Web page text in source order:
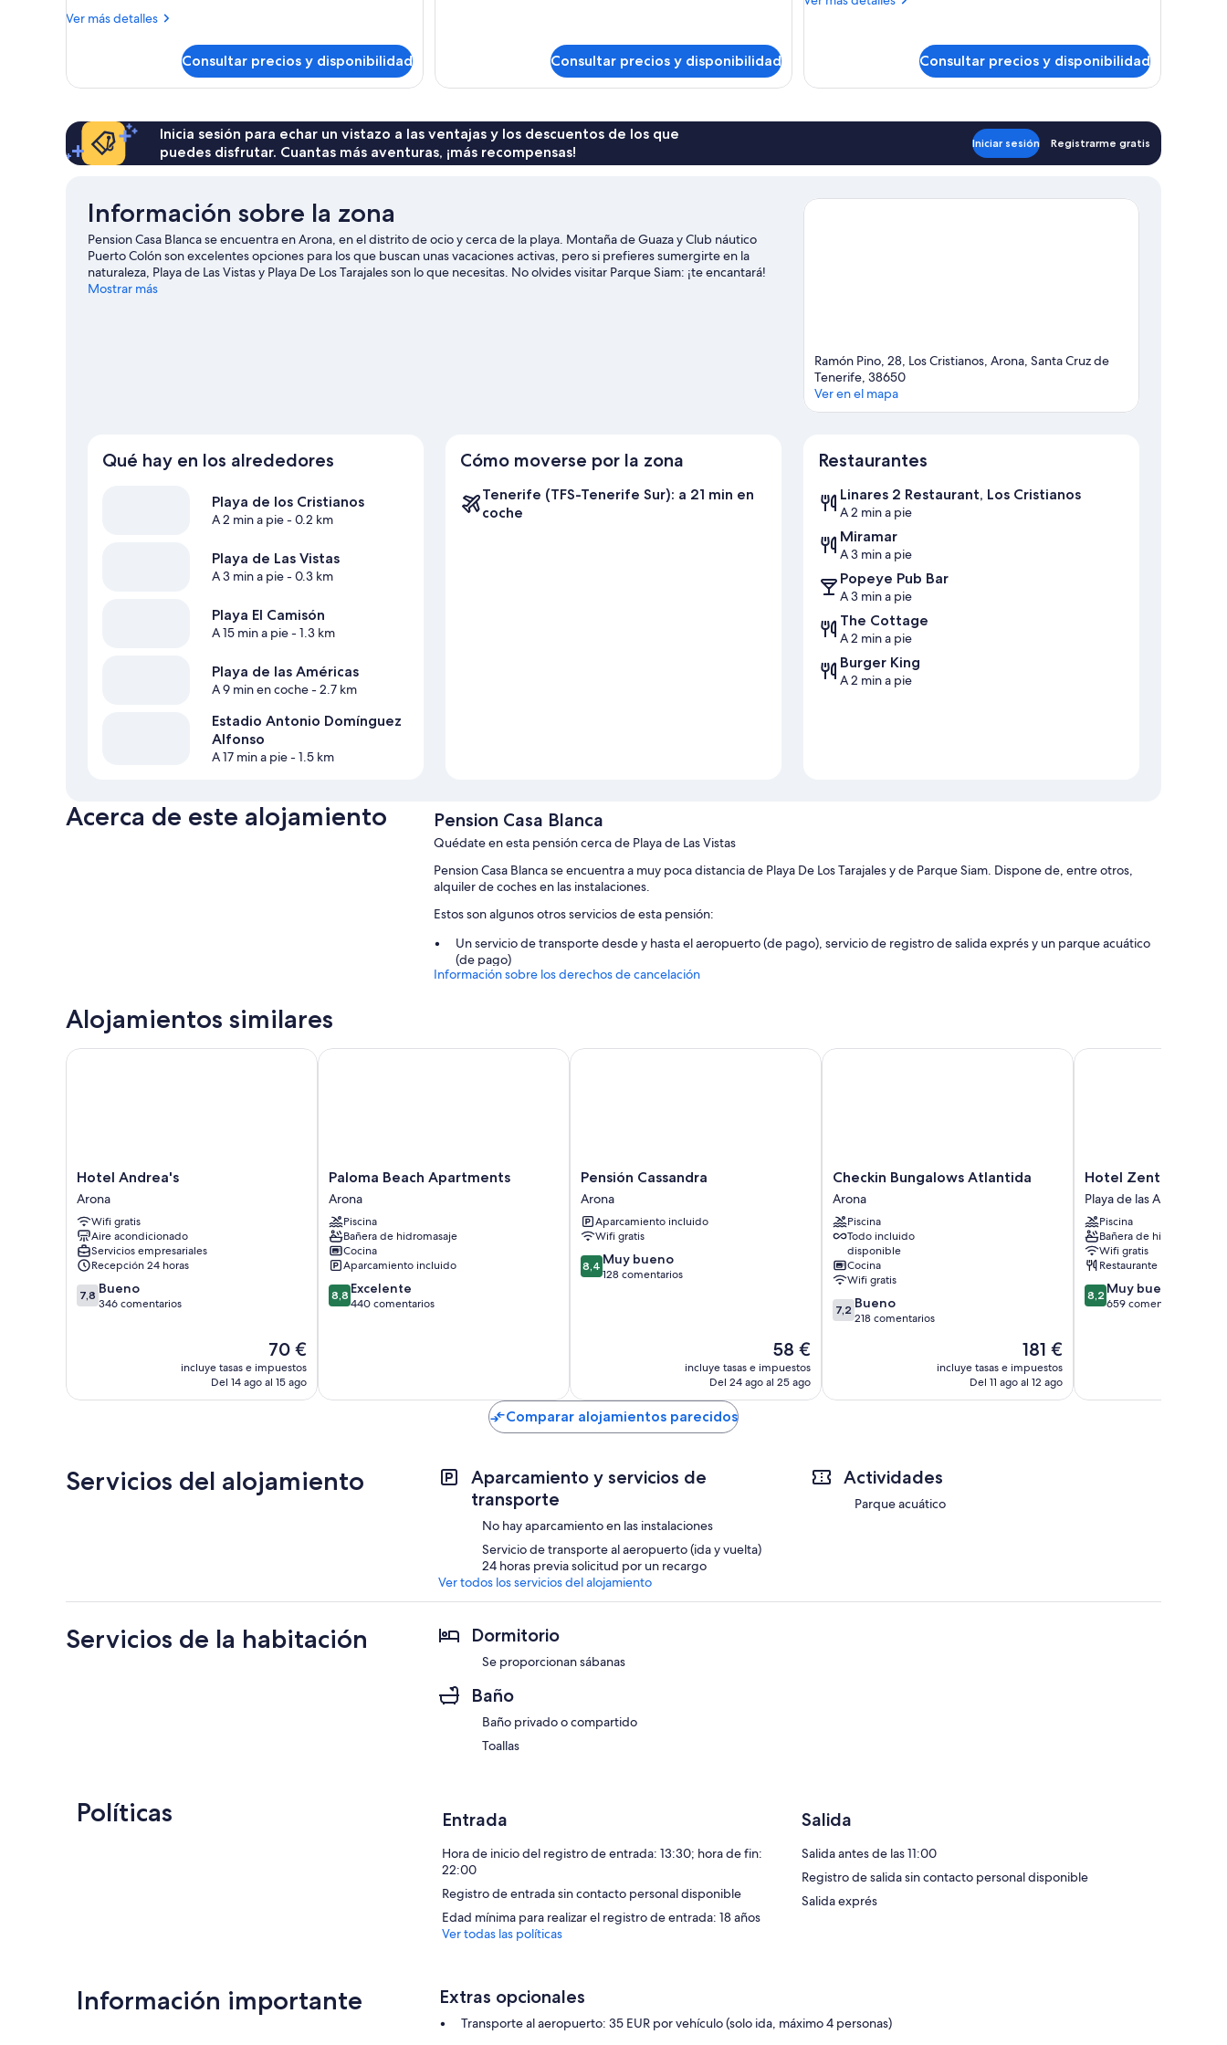
cama
compartido
Ver más detalles
Más
individual
cama
individual,
baño
Consultar precios y disponibilidad
individuales,
baño
Consultar precios y disponibilidad
2
Consultar precios y disponibilidad
Inicia sesión para echar un vistazo a las ventajas y los descuentos de los que
puedes disfrutar. Cuantas más aventuras, ¡más recompensas!
Iniciar sesión Registrarme gratis
Información sobre la zona
Pension Casa Blanca se encuentra en Arona, en el distrito de ocio y cerca de la playa. Montaña de Guaza y Club náutico
Puerto Colón son excelentes opciones para los que buscan unas vacaciones activas, pero si prefieres sumergirte en la
naturaleza, Playa de Las Vistas y Playa De Los Tarajales son lo que necesitas. No olvides visitar Parque Siam: ¡te encantará!
Tendrás la oportunidad de disfrutar del agua realizando actividades como paseos en moto de agua o kayak, pero también
Mostrar más
Ramón Pino, 28, Los Cristianos, Arona, Santa Cruz de
Tenerife, 38650
Ver en el mapa
Qué hay en los alrededores
Playa de los Cristianos
A 2 min a pie- 0.2 km
Playa de Las Vistas
A 3 min a pie- 0.3 km
Playa El Camisón
A 15 min a pie- 1.3 km
Playa de las Américas
A 9 min en coche- 2.7 km
Estadio Antonio Domínguez
Alfonso
A 17 min a pie- 1.5 km
Cómo moverse por la zona
Tenerife (TFS-Tenerife Sur): a 21 min en
coche
Restaurantes
Linares 2 Restaurant, Los Cristianos
A 2 min a pie
Miramar
A 3 min a pie
Popeye Pub Bar
A 3 min a pie
The Cottage
A 2 min a pie
Burger King
A 2 min a pie
Acerca de este alojamiento Pension Casa Blanca
Quédate en esta pensión cerca de Playa de Las Vistas
Pension Casa Blanca se encuentra a muy poca distancia de Playa De Los Tarajales y de Parque Siam. Dispone de, entre otros,
alquiler de coches en las instalaciones.
Estos son algunos otros servicios de esta pensión:
Un servicio de transporte desde y hasta el aeropuerto (de pago), servicio de registro de salida exprés y un parque acuático
(de pago)
Espacios sin humos y personal multilingüe
Información sobre los derechos de cancelación
Alojamientos similares
Hotel
Andrea's
Arona
Hotel Andrea's
Arona
Wifi gratis
Aire acondicionado
Servicios empresariales
Recepción 24 horas
7.8
sobre
7,8 Bueno
346 comentarios
El
precio
actual
70 €
incluye tasas e impuestos
Del 14 ago al 15 ago
Hotel Andrea's
Paloma
Beach
Apartments
Arona
Paloma Beach Apartments
Arona
Piscina
Bañera de hidromasaje
Cocina
Aparcamiento incluido
8.8
sobre
8,8 Excelente
440 comentarios
Paloma Beach Apartments
Pensión
Cassandra
Arona
Pensión Cassandra
Arona
Aparcamiento incluido
Wifi gratis
8.4
sobre
8,4 Muy bueno
128 comentarios
El
precio
actual
58 €
incluye tasas e impuestos
Del 24 ago al 25 ago
Pensión Cassandra
Checkin
Bungalows
Atlantida
Arona
Checkin Bungalows Atlantida
Arona
Piscina
Todo incluido
disponible
Cocina
Wifi gratis
7.2
sobre
7,2 Bueno
218 comentarios
El
precio
actual
181 €
incluye tasas e impuestos
Del 11 ago al 12 ago
Checkin Bungalows Atlantida
Hotel
Zentral
Center
Playa
de
las
Américas
Hotel Zentral
Playa de las Américas
Piscina
Bañera de hidromasaje
Wifi gratis
Restaurante
8.2
sobre
8,2 Muy bueno
659 comentarios
Hotel Zentral Center
Comparar alojamientos parecidos
Servicios del alojamiento
Aparcamiento y servicios de
transporte
No hay aparcamiento en las instalaciones
Servicio de transporte al aeropuerto (ida y vuelta)
24 horas previa solicitud por un recargo
Actividades
Parque acuático
Ver todos los servicios del alojamiento
Servicios de la habitación Dormitorio
Se proporcionan sábanas
Baño
Baño privado o compartido
Toallas
Políticas Entrada
Hora de inicio del registro de entrada: 13:30; hora de fin:
22:00
Registro de entrada sin contacto personal disponible
Edad mínima para realizar el registro de entrada: 18 años
Salida
Salida antes de las 11:00
Registro de salida sin contacto personal disponible
Salida exprés
Ver todas las políticas
Información importante Extras opcionales
Transporte al aeropuerto: 35 EUR por vehículo (solo ida, máximo 4 personas)